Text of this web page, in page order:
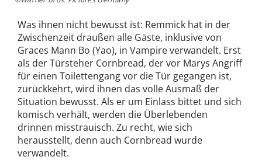
Was ihnen nicht bewusst ist: Remmick hat in der
Zwischenzeit draußen alle Gäste, inklusive von
Graces Mann Bo (Yao), in Vampire verwandelt. Erst
als der Türsteher Cornbread, der vor Marys Angriff
für einen Toilettengang vor die Tür gegangen ist,
zurückkehrt, wird ihnen das volle Ausmaß der
Situation bewusst. Als er um Einlass bittet und sich
komisch verhält, werden die Überlebenden
drinnen misstrauisch. Zu recht, wie sich
herausstellt, denn auch Cornbread wurde
verwandelt.